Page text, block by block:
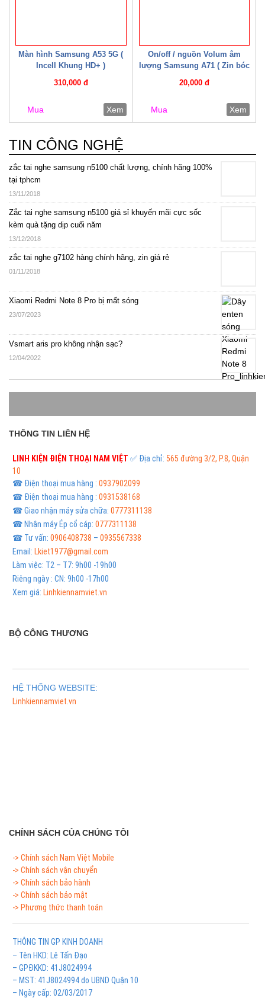
Màn hình Samsung A53 5G (
Incell Khung HD+ )
310,000 đ
Mua Xem
On/off / nguồn Volum âm
lượng Samsung A71 ( Zin bóc
20,000 đ
Mua Xem
TIN CÔNG NGHỆ
zắc tai nghe samsung n5100 chất lượng, chính hãng 100%
tại tphcm
13/11/2018
Zắc tai nghe samsung n5100 giá sỉ khuyến mãi cực sốc
kèm quà tặng dịp cuối năm
13/12/2018
zắc tai nghe g7102 hàng chính hãng, zin giá rẻ
01/11/2018
Xiaomi Redmi Note 8 Pro bị mất sóng
23/07/2023
Vsmart aris pro không nhận sạc?
12/04/2022
THÔNG TIN LIÊN HỆ
LINH KIỆN ĐIỆN THOẠI NAM VIỆT ✅ Địa chỉ: 565 đường 3/2, P.8, Quận
10
☎ Điện thoại mua hàng : 0937902099
☎ Điện thoại mua hàng : 0931538168
☎ Giao nhận máy sửa chữa: 0777311138
☎ Nhận máy Ép cổ cáp: 0777311138
☎ Tư vấn: 0906408738 – 0935567338
Email: Lkiet1977@gmail.com
Làm việc: T2 – T7: 9h00 -19h00
Riêng ngày : CN: 9h00 -17h00
Xem giá: Linhkiennamviet.vn
BỘ CÔNG THƯƠNG
HỆ THỐNG WEBSITE:
Linhkiennamviet.vn
CHÍNH SÁCH CỦA CHÚNG TÔI
-> Chính sách Nam Việt Mobile
-> Chính sách vận chuyển
-> Chính sách bảo hành
-> Chính sách bảo mật
-> Phương thức thanh toán
THÔNG TIN GP KINH DOANH
– Tên HKD: Lê Tấn Đạo
– GPĐKKD: 41J8024994
– MST: 41J8024994 do UBND Quận 10
– Ngày cấp: 02/03/2017